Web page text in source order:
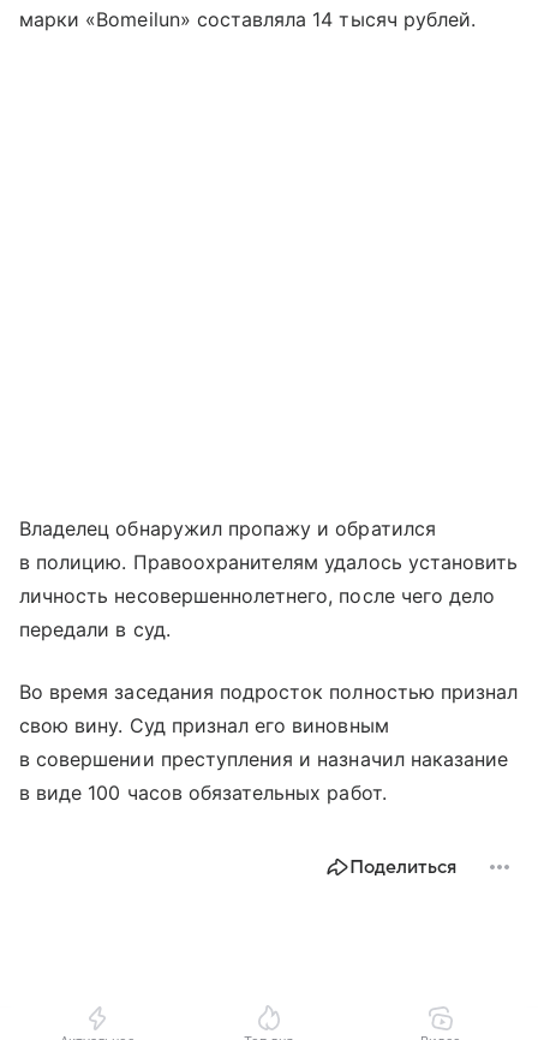
марки «Bomeilun» составляла 14 тысяч рублей.
Владелец обнаружил пропажу и обратился
в полицию. Правоохранителям удалось установить
личность несовершеннолетнего, после чего дело
передали в суд.
Во время заседания подросток полностью признал
свою вину. Суд признал его виновным
в совершении преступления и назначил наказание
в виде 100 часов обязательных работ.
Поделиться